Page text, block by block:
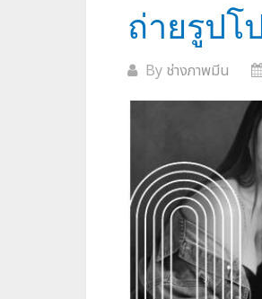
ถ่ายรูปโ
By ช่างภาพมีน